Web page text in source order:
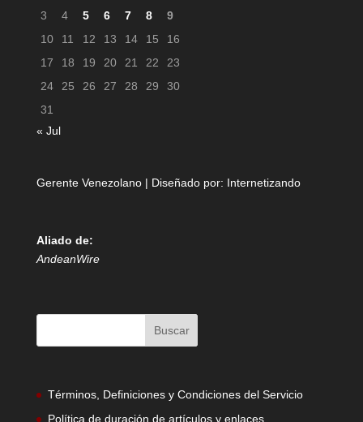
3
4 5 6 7 8
9
10
11 12 13 14 15
16
17
18 19 20 21 22
23
24
25 26 27 28 29
30
31
« Jul
Gerente Venezolano | Diseñado por: Internetizando
Aliado de:
AndeanWire
Términos, Definiciones y Condiciones del Servicio
Política de duración de artículos y enlaces